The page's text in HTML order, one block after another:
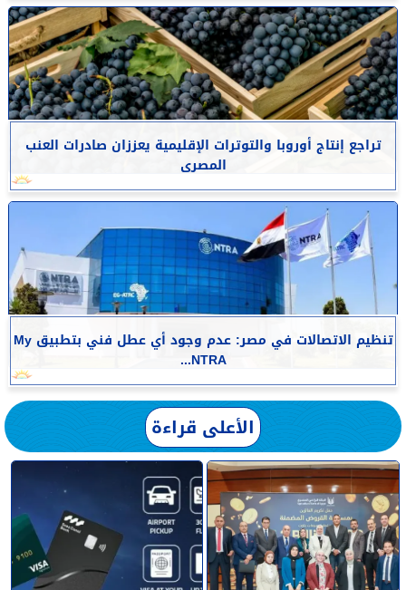
تراجع إنتاج أوروبا والتوترات الإقليمية يعززان صادرات العنب
المصرى
تنظيم الاتصالات في مصر: عدم وجود أي عطل فني بتطبيق My
NTRA...
الأعلى قراءة